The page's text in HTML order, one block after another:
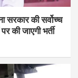
सरकार की सर्वोच्च
की जाएगी भर्ती